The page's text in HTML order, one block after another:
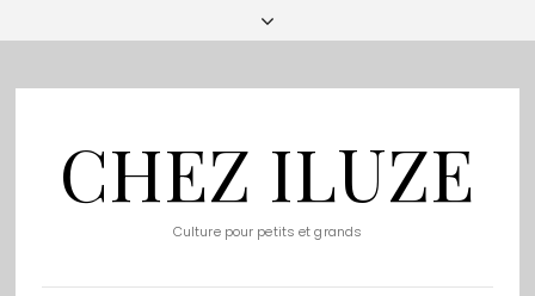
CHEZ ILUZE
Culture pour petits et grands